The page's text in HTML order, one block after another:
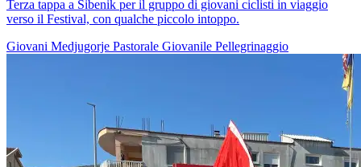
Terza tappa a Sibenik per il gruppo di giovani ciclisti in viaggio
verso il Festival, con qualche piccolo intoppo.
Giovani Medjugorje Pastorale Giovanile Pellegrinaggio